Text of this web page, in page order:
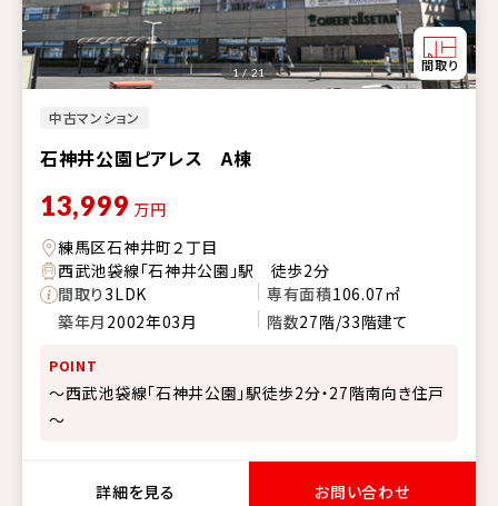
中古マンション
石神井公園ピアレス A棟
1 / 21
13,999 万円
練馬区石神井町２丁目
西武池袋線「石神井公園」駅 徒歩2分
間取り3LDK 専有面積106.07㎡
築年月 2002年03月 階数27階/33階建て
POINT
～西武池袋線「石神井公園」駅徒歩2分・27階南向き住戸
～
詳細を見る お問い合わせ